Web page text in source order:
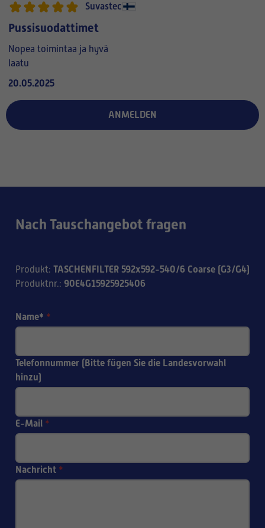
Suvastec
Pussisuodattimet
Nopea toimintaa ja hyvä
laatu
20.05.2025
ANMELDEN
Nach Tauschangebot fragen
Produkt: TASCHENFILTER 592x592-540/6 Coarse (G3/G4)
Produktnr.: 90E4G15925925406
Name* *
Telefonnummer (Bitte fügen Sie die Landesvorwahl
hinzu)
E-Mail *
Nachricht *